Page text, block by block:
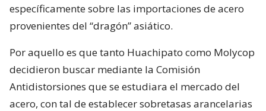
específicamente sobre las importaciones de acero
provenientes del “dragón” asiático.
Por aquello es que tanto Huachipato como Molycop
decidieron buscar mediante la Comisión
Antidistorsiones que se estudiara el mercado del
acero, con tal de establecer sobretasas arancelarias